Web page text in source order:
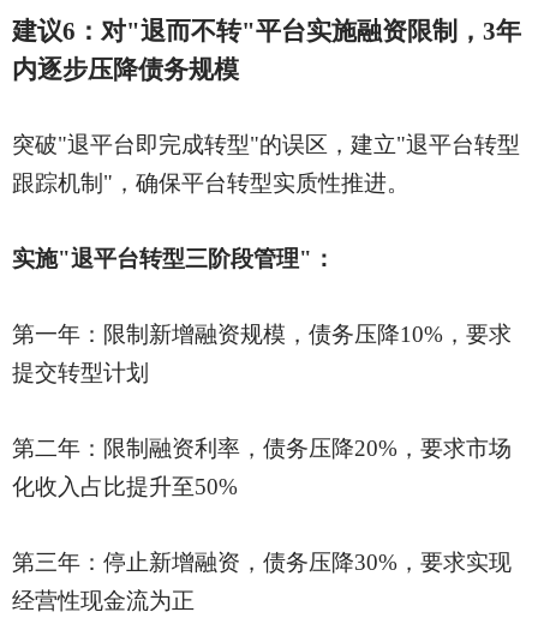
建议6：对"退而不转"平台实施融资限制，3年
内逐步压降债务规模
突破"退平台即完成转型"的误区，建立"退平台转型
跟踪机制"，确保平台转型实质性推进。
实施"退平台转型三阶段管理"：
第一年：限制新增融资规模，债务压降10%，要求
提交转型计划
第二年：限制融资利率，债务压降20%，要求市场
化收入占比提升至50%
第三年：停止新增融资，债务压降30%，要求实现
经营性现金流为正